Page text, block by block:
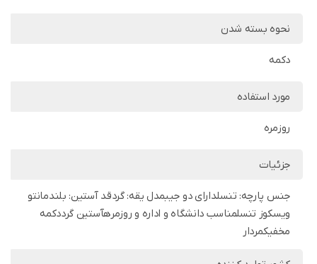
نحوه بسته شدن
دکمه
مورد استفاده
روزمره
جزئیات
جنس پارچه: تنسلدارای دو جیبمدل یقه: گردقد آستین: بلندمانتو
ویسکوز تنسلمناسب دانشگاه و اداره و روزمرهآستین گرددکمه
مخفیکمردار